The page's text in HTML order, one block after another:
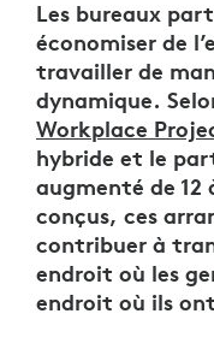
Les bureaux
économiser de
travailler de
dynamique.
Workplace
hybride et le
augmenté de 12
conçus, ces
contribuer à
endroit où les
endroit où ils